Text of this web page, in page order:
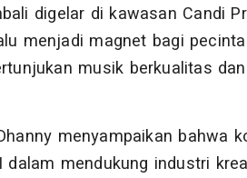
digelar di kawasan Candi
menjadi magnet bagi
musik berkualitas
menyampaikan bahwa
dalam mendukung industri